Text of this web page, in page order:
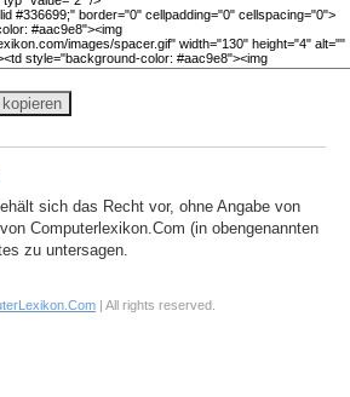
sich das Recht vor, ohne Angabe von
Computerlexikon.Com (in obengenannten
zu untersagen.
| All rights reserved.